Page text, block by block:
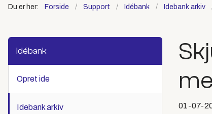
Du er her: Forside Support Idébank Idebank arkiv
Idébank
Opret ide
Idebank arkiv 01-07-